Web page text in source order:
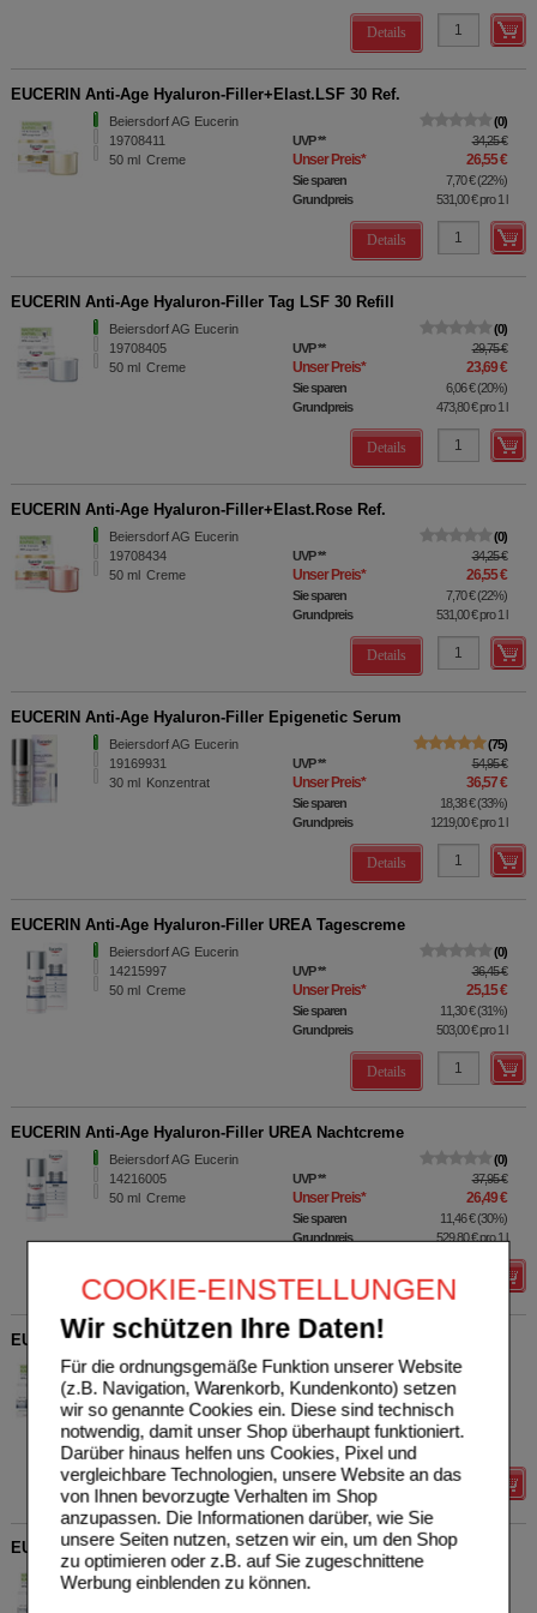
COOKIE-EINSTELLUNGEN
Wir schützen Ihre Daten!
Für die ordnungsgemäße Funktion unserer Website
(z.B. Navigation, Warenkorb, Kundenkonto) setzen
wir so genannte Cookies ein. Diese sind technisch
notwendig, damit unser Shop überhaupt funktioniert.
Darüber hinaus helfen uns Cookies, Pixel und
vergleichbare Technologien, unsere Website an das
von Ihnen bevorzugte Verhalten im Shop
anzupassen. Die Informationen darüber, wie Sie
unsere Seiten nutzen, setzen wir ein, um den Shop
zu optimieren oder z.B. auf Sie zugeschnittene
Werbung einblenden zu können.
Details
EUCERIN Anti-Age Hyaluron-Filler+Elast.LSF 30 Ref.
Beiersdorf AG Eucerin
19708411
50 ml Creme
0
UVP** 34,25 €
Unser Preis* 26,55 €
Sie sparen 7,70 €(22%)
Grundpreis
531,00 €pro 1 l
Details
EUCERIN Anti-Age Hyaluron-Filler Tag LSF 30 Refill
Beiersdorf AG Eucerin
19708405
50 ml Creme
0
UVP** 29,75 €
Unser Preis* 23,69 €
Sie sparen 6,06 €(20%)
Grundpreis
473,80 €pro 1 l
Details
EUCERIN Anti-Age Hyaluron-Filler+Elast.Rose Ref.
Beiersdorf AG Eucerin
19708434
50 ml Creme
0
UVP** 34,25 €
Unser Preis* 26,55 €
Sie sparen 7,70 €(22%)
Grundpreis
531,00 €pro 1 l
Details
EUCERIN Anti-Age Hyaluron-Filler Epigenetic Serum
Beiersdorf AG Eucerin
19169931
30 ml Konzentrat
75
UVP** 54,95 €
Unser Preis* 36,57 €
Sie sparen 18,38 €(33%)
Grundpreis
1219,00 €pro 1 l
Details
EUCERIN Anti-Age Hyaluron-Filler UREA Tagescreme
Beiersdorf AG Eucerin
14215997
50 ml Creme
0
UVP** 36,45 €
Unser Preis* 25,15 €
Sie sparen 11,30 €(31%)
Grundpreis
503,00 €pro 1 l
Details
EUCERIN Anti-Age Hyaluron-Filler UREA Nachtcreme
Beiersdorf AG Eucerin
14216005
50 ml Creme
0
UVP** 37,95 €
Unser Preis* 26,49 €
Sie sparen 11,46 €(30%)
Grundpreis
529,80 €pro 1 l
Details
EUCERIN Anti-Age Hyaluron-Filler Nacht Refill
Beiersdorf AG Eucerin
18173296
50ml Creme
UVP**
Unser Preis*
Sie sparen 6,86 €
Grundpreis
Details
EUCERIN Anti-Age Hyaluron-Filler Tag t.H.Refill
Beiersdorf AG Eucerin
18173273